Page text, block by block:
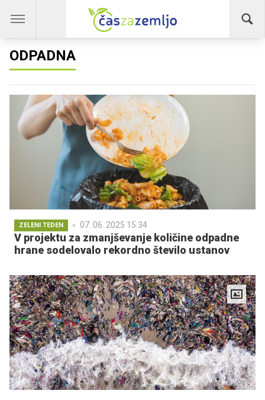
ODPADNA
ZELENI TEDEN 07. 06. 2025 15.34
V projektu za zmanjševanje količine odpadne
hrane sodelovalo rekordno število ustanov